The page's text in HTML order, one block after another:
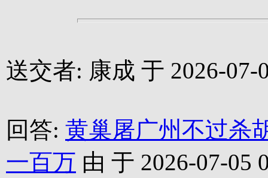
送交者: 康成 于 2026-07-
回答: 黄巢屠广州不过杀
一百万 由 于 2026-07-05